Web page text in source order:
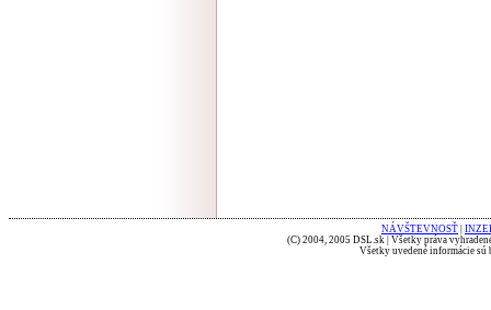
NÁVŠTEVNOSŤ
(C) 2004, 2005 DSL.sk | Všetky práva
Všetky uvedené informácie sú